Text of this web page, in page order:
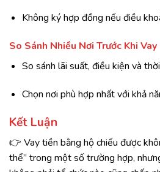
Không ký hợp đồng nếu điều
So Sánh Nhiều Nơi Trước Khi Vay
So sánh lãi suất, điều kiện và
Chọn nơi phù hợp nhất với khả
Kết Luận
👉 Vay tiền bằng hộ chiếu được
thể” trong một số trường hợp,